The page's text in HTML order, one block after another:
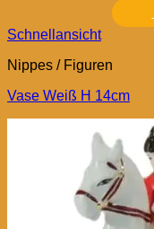
Schnellansicht
Nippes / Figuren
Vase Weiß H 14cm